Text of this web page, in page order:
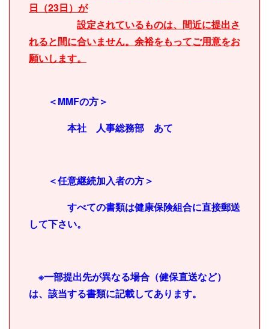
日（23日）が
設定されているものは、間近に提出さ
れると間に合いません。 余裕をもってご用意をお
願いします。
＜MMFの方＞
本社 人事総務部 あて
＜任意継続加入者の方＞
すべての書類は健康保険組合に直接郵送
して下さい。
※一部提出先が異なる場合（健保直送など）
は、該当する書類に記載してあります。